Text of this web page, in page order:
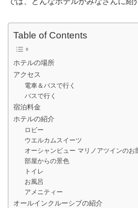
Table of Contents
ホテルの場所
アクセス
電車＆バスで行く
バスで行く
宿泊料金
ホテルの紹介
ロビー
ウエルカムスイーツ
オーシャンビュー マリノアツインのお
部屋からの景色
トイレ
お風呂
アメニティー
オールインクルーシブの紹介